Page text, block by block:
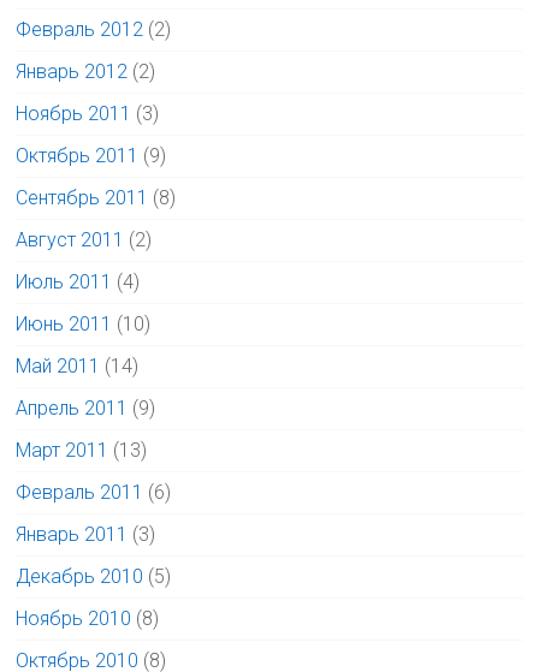
Февраль 2012 (2)
Январь 2012 (2)
Ноябрь 2011 (3)
Октябрь 2011 (9)
Сентябрь 2011 (8)
Август 2011 (2)
Июль 2011 (4)
Июнь 2011 (10)
Май 2011 (14)
Апрель 2011 (9)
Март 2011 (13)
Февраль 2011 (6)
Январь 2011 (3)
Декабрь 2010 (5)
Ноябрь 2010 (8)
Октябрь 2010 (8)